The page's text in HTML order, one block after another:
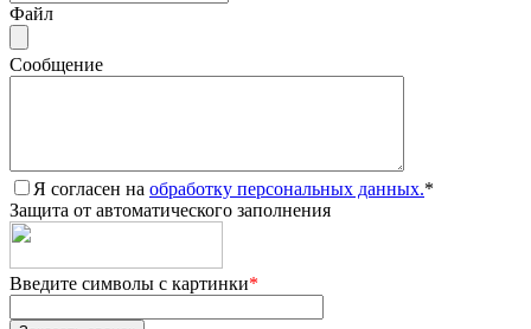
Файл
Сообщение
Я согласен на обработку персональных данных.*
Защита от автоматического заполнения
Введите символы с картинки*